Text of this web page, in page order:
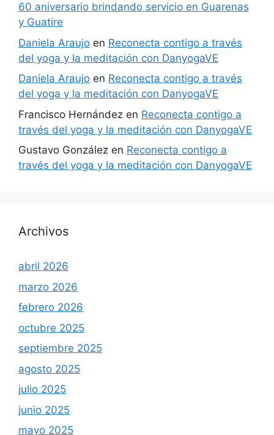
60 aniversario brindando servicio en Guarenas
y Guatire
Daniela Araujo en Reconecta contigo a través
del yoga y la meditación con DanyogaVE
Daniela Araujo en Reconecta contigo a través
del yoga y la meditación con DanyogaVE
Francisco Hernández en Reconecta contigo a
través del yoga y la meditación con DanyogaVE
Gustavo González en Reconecta contigo a
través del yoga y la meditación con DanyogaVE
Archivos
abril 2026
marzo 2026
febrero 2026
octubre 2025
septiembre 2025
agosto 2025
julio 2025
junio 2025
mayo 2025